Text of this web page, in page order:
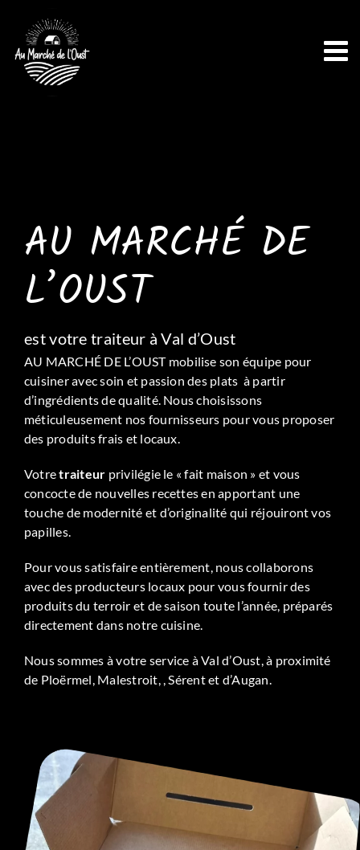
contenu
AU MARCHÉ DE
L’OUST
est votre traiteur à Val d’Oust
AU MARCHÉ DE L’OUST mobilise son équipe pour
cuisiner avec soin et passion des plats à partir
d’ingrédients de qualité. Nous choisissons
méticuleusement nos fournisseurs pour vous proposer
des produits frais et locaux.
Votretraiteur privilégie le « fait maison » et vous
concocte de nouvelles recettes en apportant une
touche de modernité et d’originalité qui réjouiront vos
papilles.
Pour vous satisfaire entièrement, nous collaborons
avec des producteurs locaux pour vous fournir des
produits du terroir et de saison toute l’année, préparés
directement dans notre cuisine.
Nous sommes à votre service à Val d’Oust, à proximité
de Ploërmel, Malestroit, , Sérent et d’Augan.